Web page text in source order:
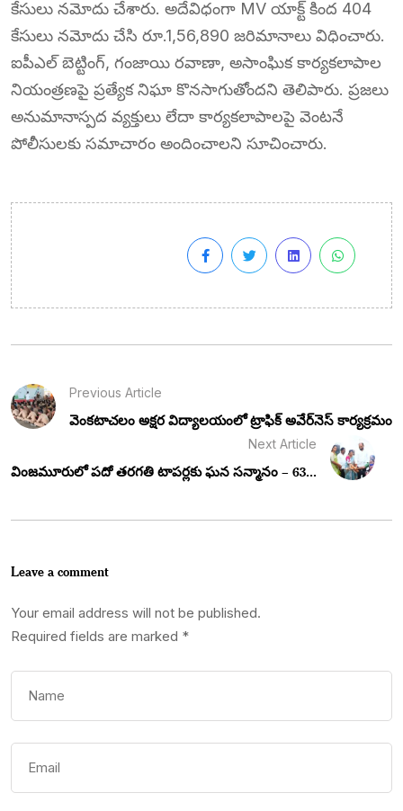
కేసులు నమోదు చేశారు. అదేవిధంగా MV యాక్ట్ కింద 404
కేసులు నమోదు చేసి రూ.1,56,890 జరిమానాలు విధించారు.
ఐపీఎల్ బెట్టింగ్, గంజాయి రవాణా, అసాంఘిక కార్యకలాపాల
నియంత్రణపై ప్రత్యేక నిఘా కొనసాగుతోందని తెలిపారు. ప్రజలు
అనుమానాస్పద వ్యక్తులు లేదా కార్యకలాపాలపై వెంటనే
పోలీసులకు సమాచారం అందించాలని సూచించారు.
Previous Article
వెంకటాచలం అక్షర విద్యాలయంలో ట్రాఫిక్ అవేర్‌నెస్ కార్యక్రమం
Next Article
వింజమూరులో పదో తరగతి టాపర్లకు ఘన సన్మానం – 63...
Leave a comment
Your email address will not be published.
Required fields are marked *